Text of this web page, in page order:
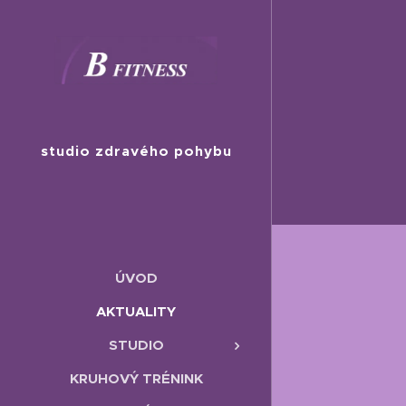
studio zdravého pohybu
ÚVOD
AKTUALITY
STUDIO
KRUHOVÝ TRÉNINK